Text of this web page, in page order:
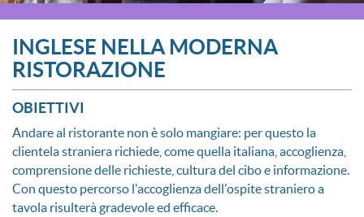
INGLESE NELLA MODERNA
RISTORAZIONE
OBIETTIVI
Andare al ristorante non è solo mangiare: per questo la
clientela straniera richiede, come quella italiana, accoglienza,
comprensione delle richieste, cultura del cibo e informazione.
Con questo percorso l'accoglienza dell'ospite straniero a
tavola risulterà gradevole ed efficace.